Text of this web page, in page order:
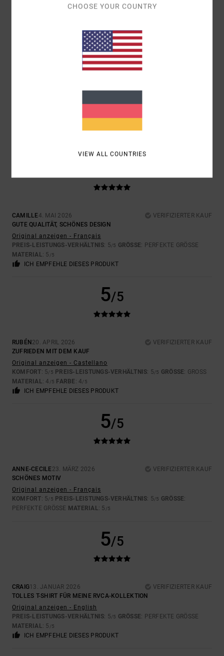
4.5
5/5
CAMILLE4. MAI 2026
VERIFIZIERTER KAUF
GUTE QUALITÄT, SCHÖNES DESIGN
Original anzeigen - Français
PREIS-LEISTUNGS-VERHÄLTNIS: 5/5 GRÖSSE : PERFEKTE GRÖSSE
MATERIAL: 5 /5
ICH EMPFEHLE DIESES PRODUKT
5/5
RUBÉN 20. APRIL 2026
VERIFIZIERTER KAUF
ZUFRIEDEN MIT DEM KAUF
Original anzeigen - Castellano
KOMFORT: 5/5 PREIS-LEISTUNGS-VERHÄLTNIS: 5/5 GRÖSSE : GROSS
MATERIAL: 4 /5 FARBE : 4/5
ICH EMPFEHLE DIESES PRODUKT
5/5
ANNE-CECILE23. MÄRZ 2026
VERIFIZIERTER KAUF
SCHÖNES MOTIV
Original anzeigen - Français
KOMFORT: 5/5 PREIS-LEISTUNGS-VERHÄLTNIS: 5/5 GRÖSSE :
PERFEKTE GRÖSSE MATERIAL: 5 /5
5/5
CRAIG13. JANUAR 2026
VERIFIZIERTER KAUF
TOLLES T-SHIRT FÜR MEINE RVCA-KOLLEKTION
Original anzeigen - English
PREIS-LEISTUNGS-VERHÄLTNIS: 5/5 GRÖSSE : PERFEKTE GRÖSSE
MATERIAL: 5 /5
ICH EMPFEHLE DIESES PRODUKT
CHOOSE YOUR COUNTRY
VIEW ALL COUNTRIES